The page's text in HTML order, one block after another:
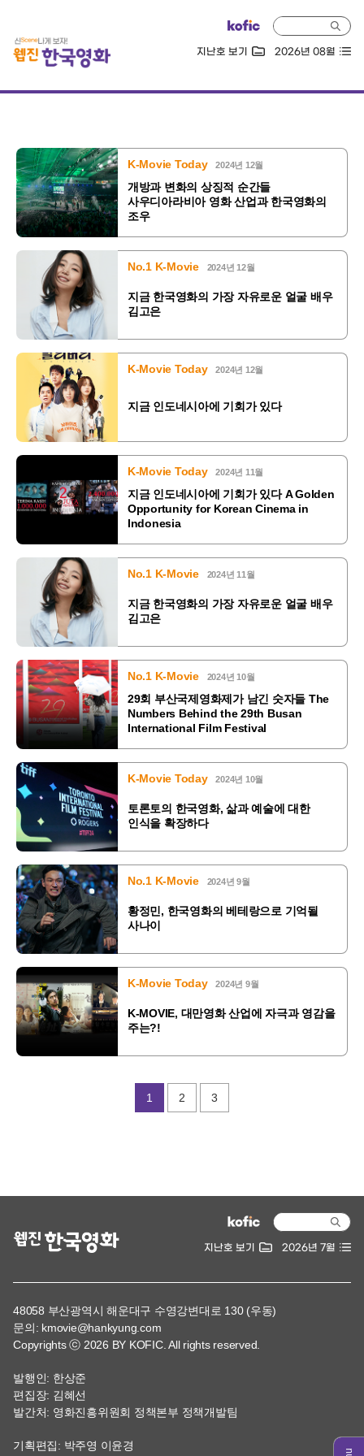
지난호 보기 2026년 08월
K-Movie Today 2024년 12월
개방과 변화의 상징적 순간들
사우디아라비아 영화 산업과 한국영화의
조우
No.1 K-Movie 2024년 12월
지금 한국영화의 가장 자유로운 얼굴 배우
김고은
K-Movie Today 2024년 12월
지금 인도네시아에 기회가 있다
K-Movie Today 2024년 11월
지금 인도네시아에 기회가 있다 A Golden
Opportunity for Korean Cinema in
Indonesia
No.1 K-Movie 2024년 11월
지금 한국영화의 가장 자유로운 얼굴 배우
김고은
No.1 K-Movie 2024년 10월
29회 부산국제영화제가 남긴 숫자들 The
Numbers Behind the 29th Busan
International Film Festival
K-Movie Today 2024년 10월
토론토의 한국영화, 삶과 예술에 대한
인식을 확장하다
No.1 K-Movie 2024년 9월
황정민, 한국영화의 베테랑으로 기억될
사나이
K-Movie Today 2024년 9월
K-MOVIE, 대만영화 산업에 자극과 영감을
주는?!
1 2 3
지난호 보기 2026년 7월
48058 부산광역시 해운대구 수영강변대로 130 (우동)
문의: kmovie@hankyung.com
Copyrights ⓒ 2026 BY KOFIC. All rights reserved.
발행인: 한상준
편집장: 김혜선
발간처: 영화진흥위원회 정책본부 정책개발팀
기획편집: 박주영 이윤경